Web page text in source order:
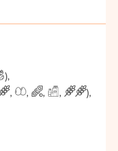
),
, , , ,
),